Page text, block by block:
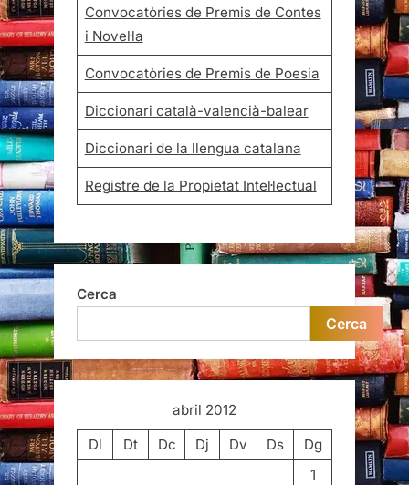
Convocatòries de Premis de Contes
i Novel·la
Convocatòries de Premis de Poesia
Diccionari català-valencià-balear
Diccionari de la llengua catalana
Registre de la Propietat Intel·lectual
Cerca
Cerca
abril 2012
Dl
Dt Dc Dj Dv Ds
Dg
1